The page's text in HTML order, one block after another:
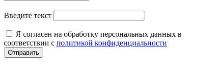
Введите текст
Я согласен на обработку персональных данных в
соответствии с политикой конфиденциальности
Отправить